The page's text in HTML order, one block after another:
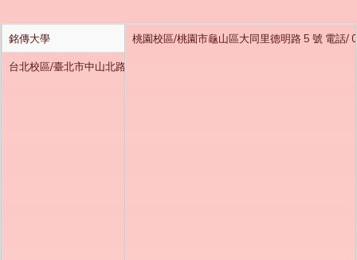
桃園校區/桃園市龜山區大同里德明路 5 號 電話
銘傳大學
台北校區/臺北市中山北路五段 250 號 電話/02-2882-4564